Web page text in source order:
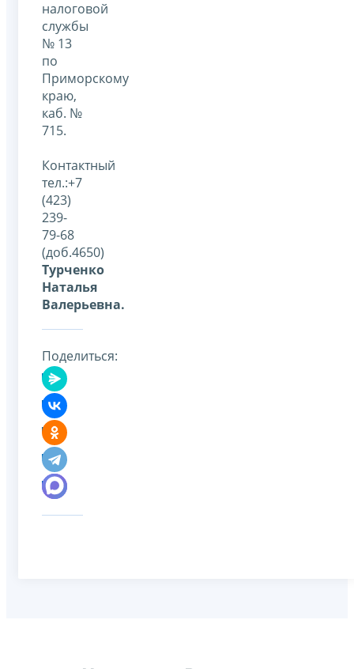
налоговой
службы
№ 13
по
Приморскому
краю,
каб. №
715.
Контактный
тел.:+7
(423)
239-
79-68
(доб.4650)
Турченко
Наталья
Валерьевна.
Поделиться: